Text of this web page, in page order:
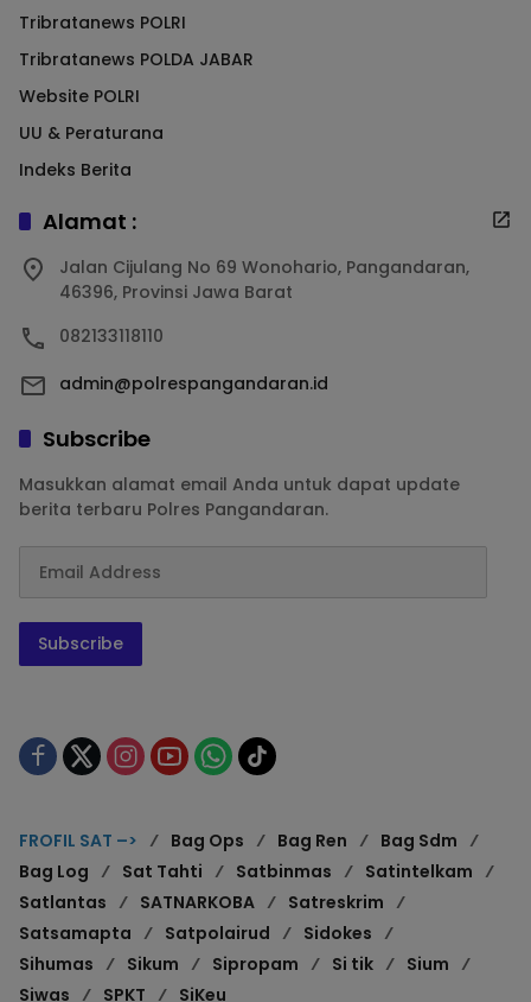
Tribratanews POLRI
Tribratanews POLDA JABAR
Website POLRI
UU & Peraturana
Indeks Berita
Alamat :
Jalan Cijulang No 69 Wonohario, Pangandaran,
46396, Provinsi Jawa Barat
082133118110
admin@polrespangandaran.id
Subscribe
Masukkan alamat email Anda untuk dapat update
berita terbaru Polres Pangandaran.
Subscribe
FROFIL SAT –> Bag Ops Bag Ren
Bag Sdm
Bag Log
Sat Tahti Satbinmas
Satintelkam
Satlantas
SATNARKOBA
Satreskrim
Satsamapta
Satpolairud
Sidokes
Sihumas
Sikum Sipropam Si tik
Sium
Siwas
SPKT SiKeu